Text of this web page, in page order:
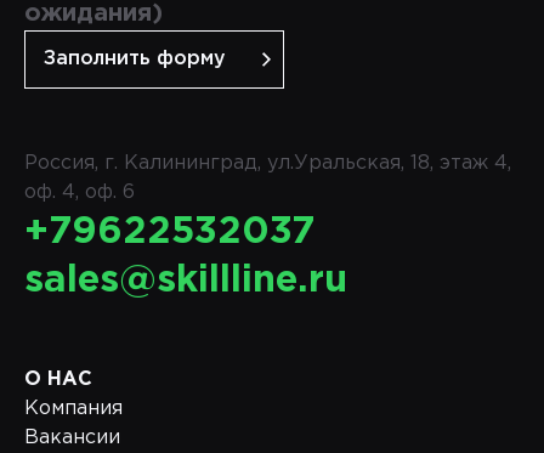
ожидания)
Заполнить форму
Россия, г. Калининград, ул.Уральская, 18, этаж 4,
оф. 4, оф. 6
+79622532037
sales@skillline.ru
О НАС
Компания
Вакансии